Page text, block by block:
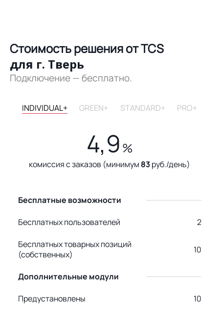
Стоимость решения от TCS
для г. Тверь
Подключение — бесплатно.
INDIVIDUAL+ GREEN+ STANDARD+ PRO+
4,9 %
комиссия с заказов (минимум 83руб./день)
Бесплатные возможности
Бесплатных пользователей 2
Бесплатных товарных позиций
(собственных)
10
Дополнительные модули
Предустановлены 10